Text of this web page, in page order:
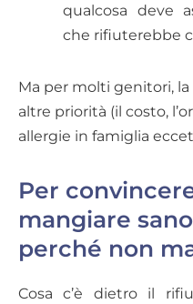
qualcosa deve
che rifiuterebbe
Ma per molti genitori, la
altre priorità (il costo,
allergie in famiglia
Per
mangiare
perché non
Cosa c’è dietro il